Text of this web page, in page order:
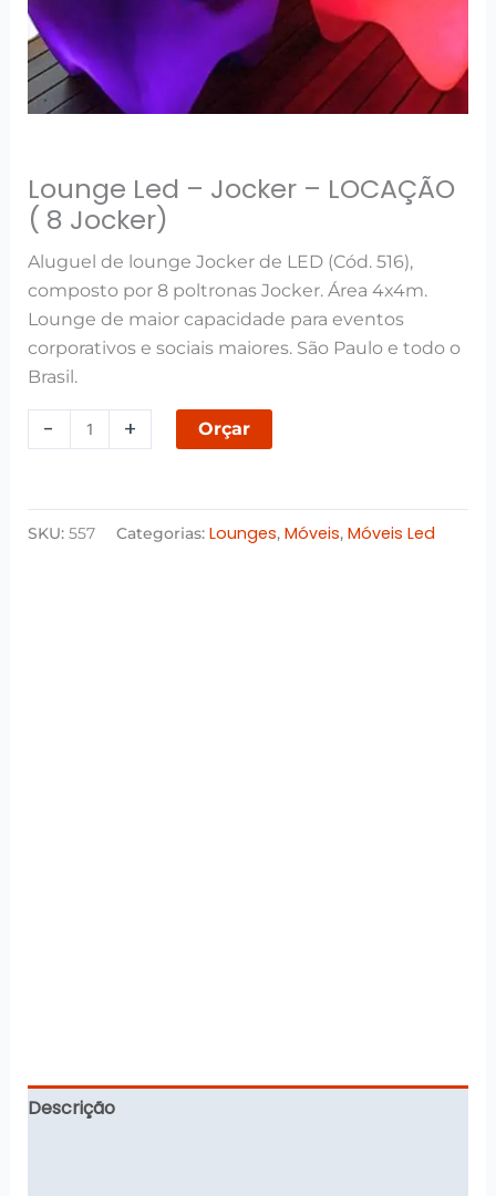
Lounge Led – Jocker – LOCAÇÃO
( 8 Jocker)
Aluguel de lounge Jocker de LED (Cód. 516),
composto por 8 poltronas Jocker. Área 4x4m.
Lounge de maior capacidade para eventos
corporativos e sociais maiores. São Paulo e todo o
Brasil.
- + Orçar
SKU: 557 Categorias: Lounges, Móveis, Móveis Led
Descrição